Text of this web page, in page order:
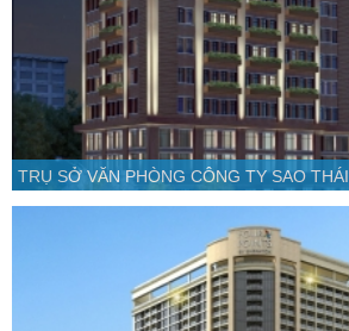
TRỤ SỞ VĂN PHÒNG CÔNG TY SAO